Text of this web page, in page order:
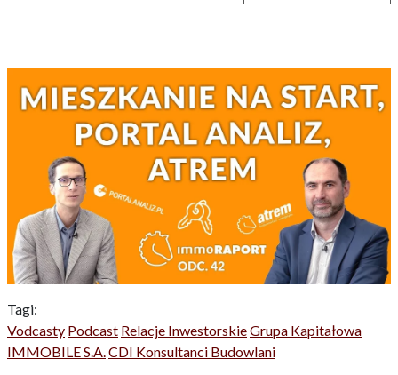
Tagi:
Vodcasty Podcast Relacje InwestorskieGrupa Kapitałowa
IMMOBILE S.A.CDI Konsultanci Budowlani